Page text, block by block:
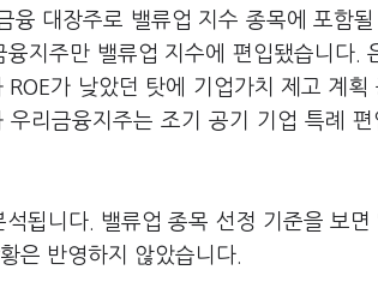
융 대장주로 밸류업 지수 종목에 포함
지주만 밸류업 지수에 편입됐습니다.
가 낮았던 탓에 기업가치 제고 계획
리금융지주는 조기 공기 기업 특례 편
됩니다. 밸류업 종목 선정 기준을 보
은 반영하지 않았습니다.